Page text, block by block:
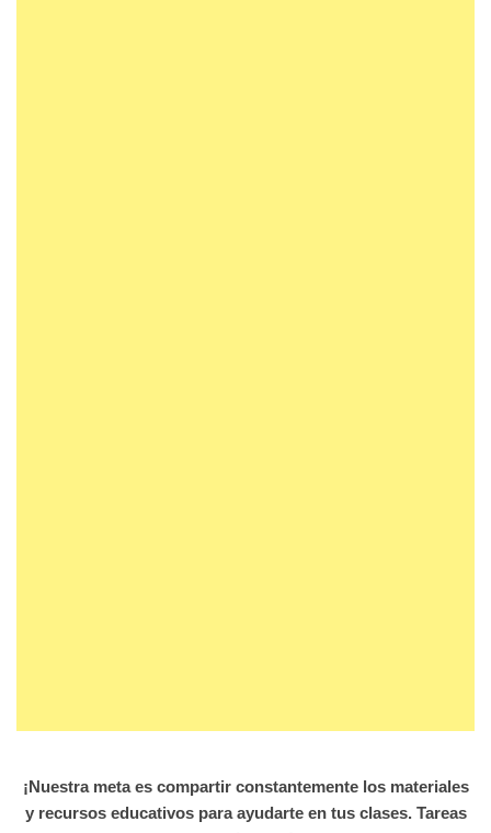
¡Nuestra meta es compartir constantemente los materiales
y recursos educativos para ayudarte en tus clases. Tareas